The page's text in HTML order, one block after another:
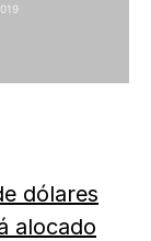
dólares
alocado